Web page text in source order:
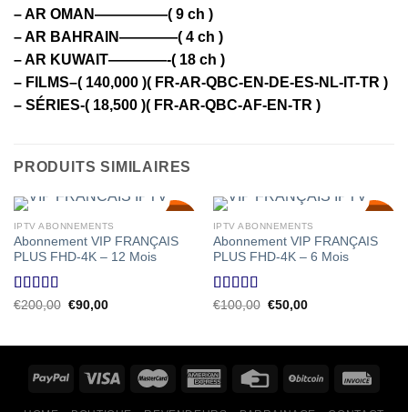
– AR OMAN—————( 9 ch )
– AR BAHRAIN————( 4 ch )
– AR KUWAIT————-( 18 ch )
– FILMS–( 140,000 )( FR-AR-QBC-EN-DE-ES-NL-IT-TR )
– SÉRIES-( 18,500 )( FR-AR-QBC-AF-EN-TR )
PRODUITS SIMILAIRES
SALE!
55
IPTV ABONNEMENTS
Abonnement VIP FRANÇAIS
PLUS FHD-4K – 12 Mois
Note4.50
€200,00 Le
€90,00Le
SALE!
50
IPTV ABONNEMENTS
Abonnement VIP FRANÇAIS
PLUS FHD-4K – 6 Mois
Note4.00
€100,00 Le
€50,00Le